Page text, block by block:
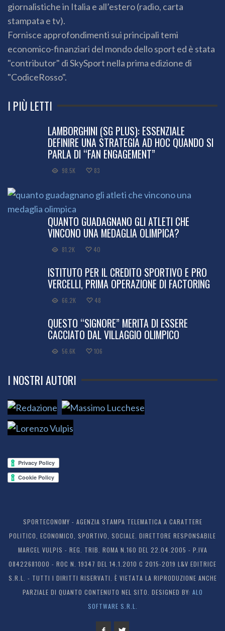
giornalistiche in Italia e all’estero (radio, carta
stampata e tv).
Fornisce approfondimenti sui principali temi
economico-finanziari del mondo dello sport ed è stata
"contributor" di SkySport nella prima edizione di
"CodiceRosso".
I PIÙ LETTI
LAMBORGHINI (SG PLUS): ESSENZIALE
DEFINIRE UNA STRATEGIA AD HOC QUANDO SI
PARLA DI “FAN ENGAGEMENT”
98.5K 83
QUANTO GUADAGNANO GLI ATLETI CHE
VINCONO UNA MEDAGLIA OLIMPICA?
81.2K 40
ISTITUTO PER IL CREDITO SPORTIVO E PRO
VERCELLI, PRIMA OPERAZIONE DI FACTORING
66.2K 48
QUESTO “SIGNORE” MERITA DI ESSERE
CACCIATO DAL VILLAGGIO OLIMPICO
56.6K 106
I NOSTRI AUTORI
SPORTECONOMY - AGENZIA STAMPA TELEMATICA A CARATTERE
POLITICO, ECONOMICO, SPORTIVO, SOCIALE. DIRETTORE RESPONSABILE
MARCEL VULPIS - REG. TRIB. ROMA N.160 DEL 22.04.2005 - P.IVA
08422681000 - ROC N. 19347 DEL 14.1.2010 C 2015-2019 L&V EDITRICE
S.R.L. - TUTTI I DIRITTI RISERVATI. È VIETATA LA RIPRODUZIONE ANCHE
PARZIALE DI QUANTO CONTENUTO NEL SITO. DESIGNED BY: ALO
SOFTWARE S.R.L.